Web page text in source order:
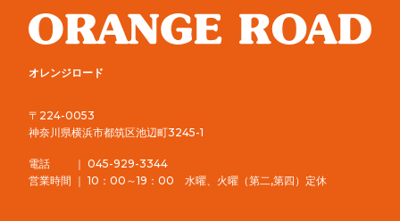
オレンジロード
〒224-0053
神奈川県横浜市都筑区池辺町3245-1
電話 ｜ 045-929-3344
営業時間 ｜ 10：00～19：00 水曜、火曜（第二,第四）定休